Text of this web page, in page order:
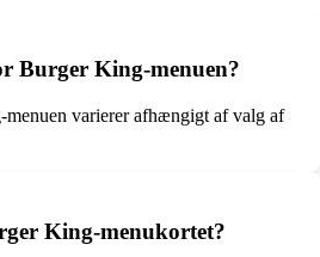
Burger King-menuen?
varierer afhængigt af valg af
King-menukortet?